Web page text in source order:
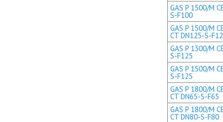
GAS P 1500/M
S-F100
GAS P 1500/M
CT DN125-S-
GAS P 1300/M
S-F125
GAS P 1500/M
S-F125
GAS P 1800/M
CT DN65-S-F65
GAS P 1800/M
CT DN80-S-F80